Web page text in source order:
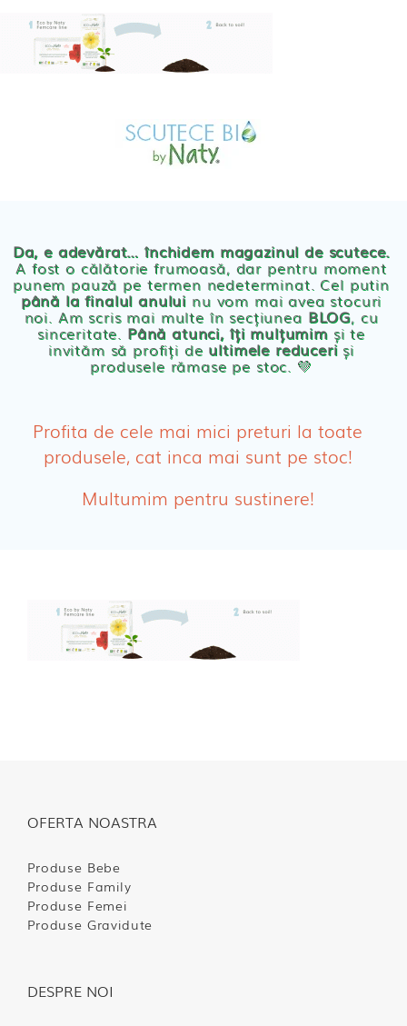
content
PRODUSE BEBE
Servetele umede ecologice
Cosmetice BEBE
Olita Bio Naty
PRODUSE FEMEI
Absorbante Post-Natale
Absorbante Incontinenta Urinara
Dischete alaptare
Da, e adevărat… închidem magazinul de scutece.
A fost o călătorie frumoasă, dar pentru moment
punem pauză pe termen nedeterminat. Cel putin
până la finalul anului nu vom mai avea stocuri
noi. Am scris mai multe în secțiunea BLOG, cu
sinceritate. Până atunci, îți mulțumimși te
invităm să profiți de ultimele reduceriși
produsele rămase pe stoc. 💛
Profita de cele mai mici preturi la toate
produsele, cat inca mai sunt pe stoc!
Multumim pentru sustinere!
OFERTA NOASTRA
Produse Bebe
Produse Family
Produse Femei
Produse Gravidute
DESPRE NOI